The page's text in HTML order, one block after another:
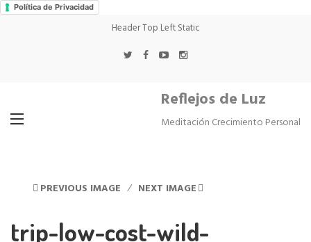
Política de Privacidad
Header Top Left Static
Reflejos de Luz
Meditación Crecimiento Personal
PREVIOUS IMAGE NEXT IMAGE
trip-low-cost-wild-